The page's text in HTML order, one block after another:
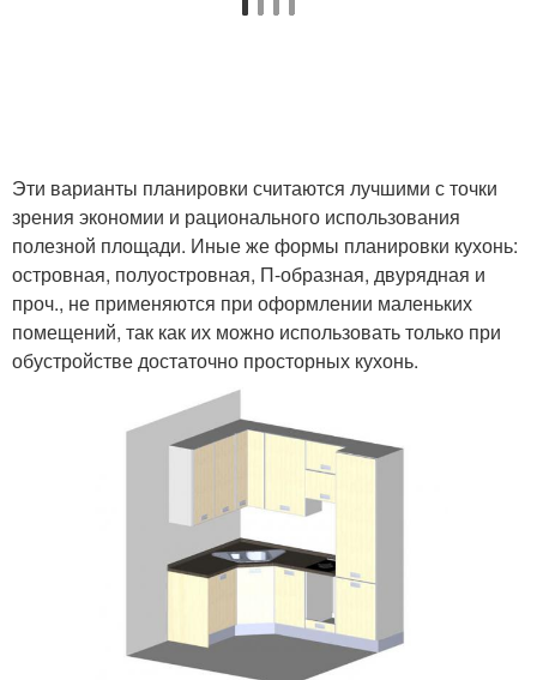
Эти варианты планировки считаются лучшими с точки
зрения экономии и рационального использования
полезной площади. Иные же формы планировки кухонь:
островная, полуостровная, П-образная, двурядная и
проч., не применяются при оформлении маленьких
помещений, так как их можно использовать только при
обустройстве достаточно просторных кухонь.